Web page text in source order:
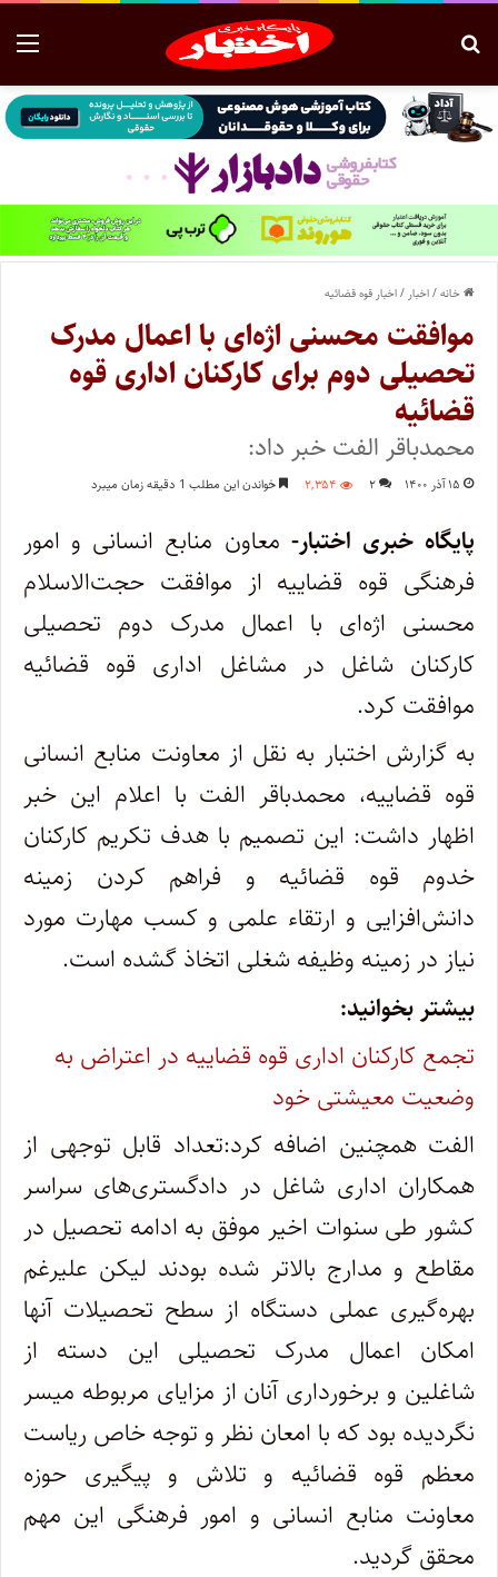
خانه/اخبار /اخبار قوه قضائیه
موافقت محسنی اژه‌ای با اعمال مدرک
تحصیلی دوم برای کارکنان اداری قوه
قضائیه
محمدباقر الفت خبر داد:
۱۵ آذر ۱۴۰۰ ۲ ۲,۳۵۴ خواندن این مطلب 1 دقیقه زمان میبرد
پایگاه خبری اختبار- معاون منابع انسانی و امور
فرهنگی قوه قضاییه از موافقت حجت‌الاسلام
محسنی اژه‌ای با اعمال مدرک دوم تحصیلی
کارکنان شاغل در مشاغل اداری قوه قضائیه
موافقت کرد.
به گزارش اختبار به نقل از معاونت منابع انسانی
قوه قضاییه، محمدباقر الفت با اعلام این خبر
اظهار داشت: این تصمیم با هدف تکریم کارکنان
خدوم قوه قضائیه و فراهم کردن زمینه
دانش‌افزایی و ارتقاء علمی و کسب مهارت مورد
نیاز در زمینه وظیفه شغلی اتخاذ گشده است.
بیشتر بخوانید:
تجمع کارکنان اداری قوه قضاییه در اعتراض به
وضعیت معیشتی خود
الفت همچنین اضافه کرد:‌تعداد قابل توجهی از
همکاران اداری شاغل در دادگستری‌های سراسر
کشور طی سنوات اخیر موفق به ادامه تحصیل در
مقاطع و مدارج بالاتر شده بودند لیکن علیرغم
بهره‌گیری عملی دستگاه از سطح تحصیلات آنها
امکان اعمال مدرک تحصیلی این دسته از
شاغلین و برخورداری آنان از مزایای مربوطه میسر
نگردیده بود که با امعان نظر و توجه خاص ریاست
معظم قوه قضائیه و تلاش و پیگیری حوزه
معاونت منابع انسانی و امور فرهنگی این مهم
محقق گردید.